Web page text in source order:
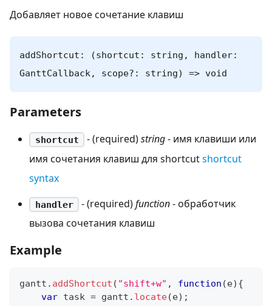
Добавляет новое сочетание клавиш
addShortcut: (shortcut: string, handler:
GanttCallback, scope?: string) => void
Parameters
shortcut - (required)string- имя клавиши или
имя сочетания клавиш для shortcutshortcut
syntax
handler - (required)function- обработчик
вызова сочетания клавиш
Example
gantt . addShortcut ( "shift+w" , function (e) {
var task = gantt . locate(e) ;